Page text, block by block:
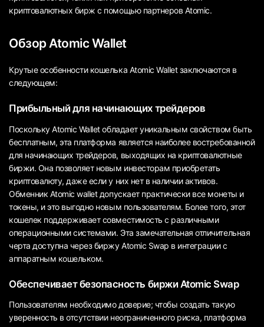
криптовалютных бирж с помощью партнеров Atomic.
Обзор Atomic Wallet
Крутые особенности кошелька Atomic Wallet заключаются в
следующем:
Прибыльный для начинающих трейдеров
Поскольку Atomic Wallet обладает уникальным свойством быть
бесплатным, эта платформа является наиболее востребованной
для начинающих трейдеров, выходящих на криптовалютные
биржи. Она позволяет новым инвесторам приобретать
криптовалюту, даже если у них нет в наличии активов.
Обменник Atomic wallet допускает практически все монеты и
токены, и это выгодно новым пользователям. Более того, этот
кошелек поддерживает совместимость с различными
операционными системами. Эта замечательная отличительная
черта доступна через биржу Atomic Swap в интеграции с
аппаратным кошельком.
Обеспечивает безопасность биржи Atomic Swap
Пользователям необходимо доверие; чтобы создать такую
уверенность в отсутствии неограниченного риска, платформа